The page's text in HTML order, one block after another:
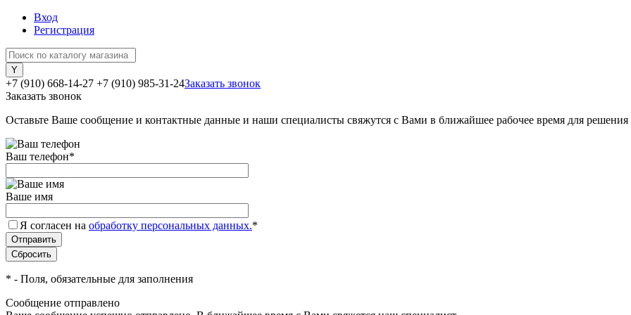
Вход
Регистрация
+7 (910) 668-14-27 +7 (910) 985-31-24Заказать звонок
Заказать звонок
Оставьте Ваше сообщение и контактные данные и наши специалисты свяжутся с Вами в ближайшее рабочее время для
Ваш телефон*
Ваше имя
Я согласен на обработку персональных данных.*
* - Поля, обязательные для заполнения
Сообщение отправлено